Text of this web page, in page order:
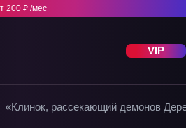
200 ₽ /мес
VIP
«Клинок, рассекающий демонов